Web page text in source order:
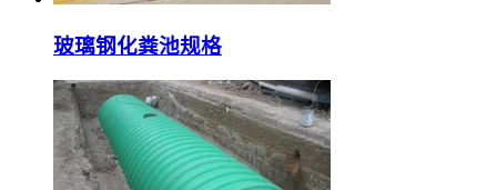
玻璃钢化粪池规格